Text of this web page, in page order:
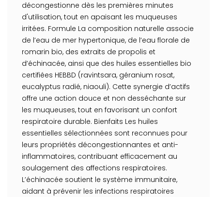
décongestionne dès les premières minutes
d'utilisation, tout en apaisant les muqueuses
irritées. Formule La composition naturelle associe
de l’eau de mer hypertonique, de l’eau florale de
romarin bio, des extraits de propolis et
d’échinacée, ainsi que des huiles essentielles bio
certifiées HEBBD (ravintsara, géranium rosat,
eucalyptus radié, niaouli). Cette synergie d’actifs
offre une action douce et non desséchante sur
les muqueuses, tout en favorisant un confort
respiratoire durable. Bienfaits Les huiles
essentielles sélectionnées sont reconnues pour
leurs propriétés décongestionnantes et anti-
inflammatoires, contribuant efficacement au
soulagement des affections respiratoires.
L’échinacée soutient le système immunitaire,
aidant à prévenir les infections respiratoires